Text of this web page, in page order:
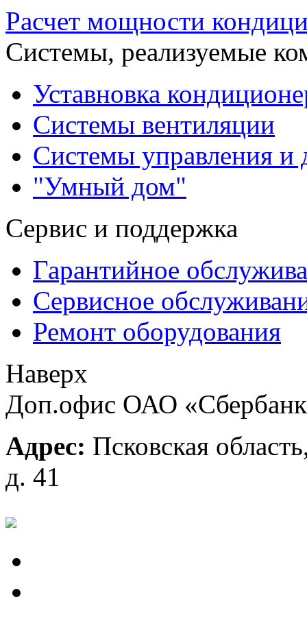
Расчет мощности
Системы, реализуемые
Уставновка
Системы вентиляции
Системы управления и
"Умный дом"
Сервис и поддержка
Гарантийное
Сервисное
Ремонт оборудования
Наверх
Доп.офис ОАО «Сбербанк
Адрес: Псковская
д. 41